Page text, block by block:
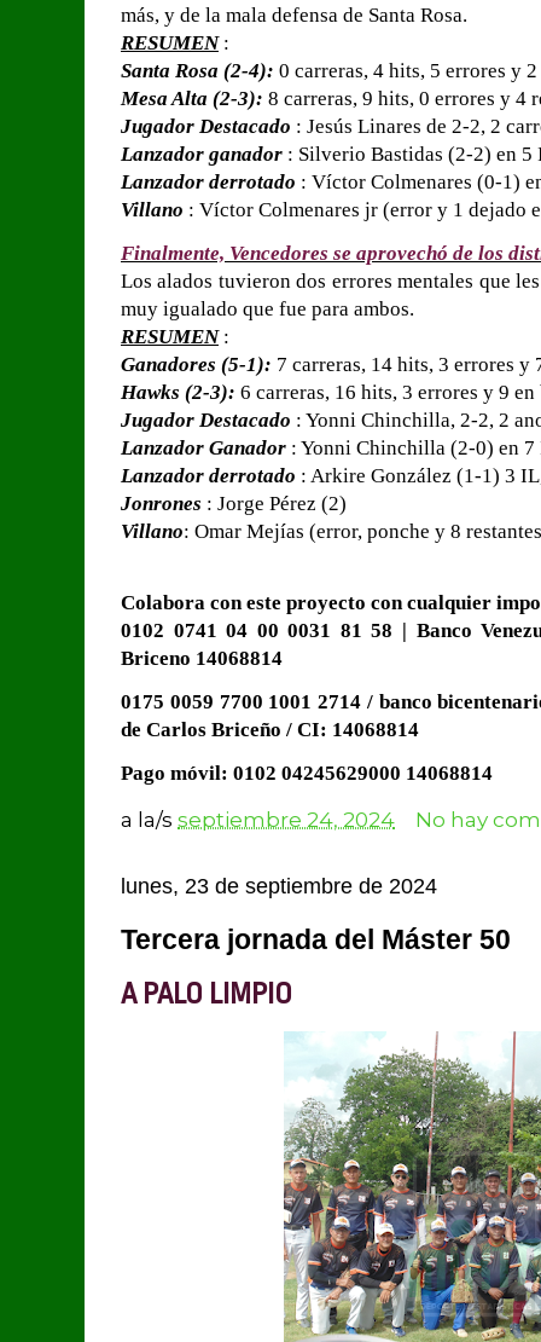
más, y de la mala defensa de Santa Rosa.
RESUMEN:
Santa Rosa (2-4): 0 carreras, 4 hits, 5 errores y
Mesa Alta (2-3): 8 carreras, 9 hits, 0 errores y 4
Jugador Destacado : Jesús Linares de 2-2, 2
Lanzador ganador : Silverio Bastidas (2-2) en 5
Lanzador derrotado : Víctor Colmenares (0-1)
Villano : Víctor Colmenares jr (error y 1 dejado
Finalmente, Vencedores se aprovechó de los
Los alados tuvieron dos errores mentales que
muy igualado que fue para ambos.
RESUMEN:
Ganadores (5-1): 7 carreras, 14 hits, 3 errores y
Hawks (2-3): 6 carreras, 16 hits, 3 errores y 9 en
Jugador Destacado : Yonni Chinchilla, 2-2, 2
Lanzador Ganador : Yonni Chinchilla (2-0) en 7
Lanzador derrotado : Arkire González (1-1) 3
Jonrones : Jorge Pérez (2)
Villano: Omar Mejías (error, ponche y 8
Colabora con este proyecto con cualquier
0102 0741 04 00 0031 81 58 | Banco
Briceno 14068814
0175 0059 7700 1001 2714 / banco
de Carlos Briceño / CI: 14068814
Pago móvil: 0102 04245629000 14068814
a la/s septiembre 24, 2024 No hay
lunes, 23 de septiembre de 2024
Tercera jornada del Máster 50
A PALO LIMPIO